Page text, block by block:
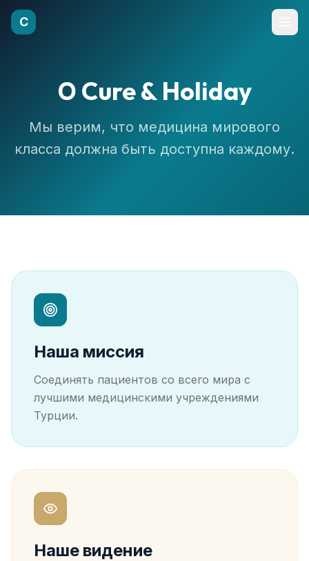
C
О Cure & Holiday
Мы верим, что медицина мирового
класса должна быть доступна каждому.
Наша миссия
Соединять пациентов со всего мира с
лучшими медицинскими учреждениями
Турции.
Наше видение